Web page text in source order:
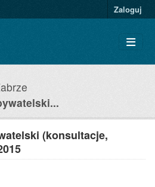
Zaloguj
(konsultacje,